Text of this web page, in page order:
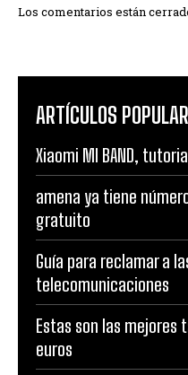
Los comentarios están
ARTÍCULOS
Xiaomi MI BAND,
amena ya tiene
gratuito
Guía para reclamar a
telecomunicaciones
Estas son las mejores
euros